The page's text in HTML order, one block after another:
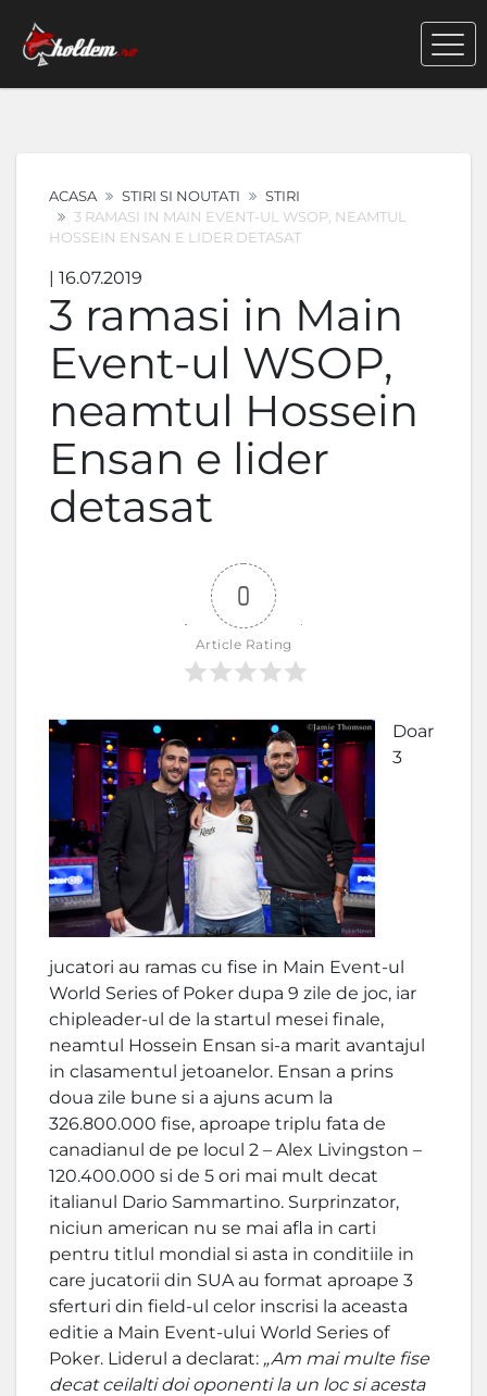
ACASA STIRI SI NOUTATI
STIRI
3 RAMASI IN MAIN EVENT-UL WSOP, NEAMTUL
HOSSEIN ENSAN E LIDER DETASAT
| 16.07.2019
3 ramasi in Main
Event-ul WSOP,
neamtul Hossein
Ensan e lider
detasat
0
Article Rating
Doar
3
jucatori au ramas cu fise in Main Event-ul
World Series of Poker dupa 9 zile de joc, iar
chipleader-ul de la startul mesei finale,
neamtul Hossein Ensan si-a marit avantajul
in clasamentul jetoanelor. Ensan a prins
doua zile bune si a ajuns acum la
326.800.000 fise, aproape triplu fata de
canadianul de pe locul 2 – Alex Livingston –
120.400.000 si de 5 ori mai mult decat
italianul Dario Sammartino. Surprinzator,
niciun american nu se mai afla in carti
pentru titlul mondial si asta in conditiile in
care jucatorii din SUA au format aproape 3
sferturi din field-ul celor inscrisi la aceasta
editie a Main Event-ului World Series of
Poker. Liderul a declarat: „Am mai multe fise
decat ceilalti doi oponenti la un loc si acesta